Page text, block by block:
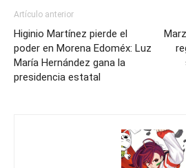
Artículo anterior
Higinio Martínez pierde el
poder en Morena Edoméx: Luz
María Hernández gana la
presidencia estatal